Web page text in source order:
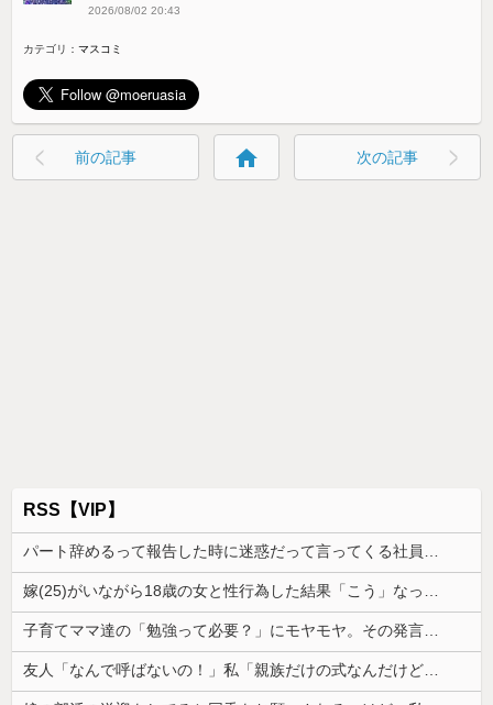
2026/08/02 20:43
カテゴリ：マスコミ
前の記事 home 次の記事
RSS【VIP】